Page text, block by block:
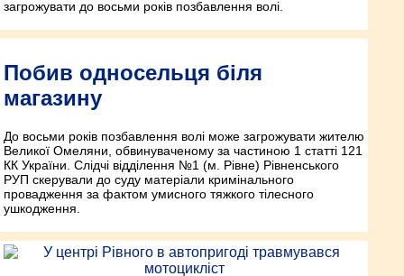
загрожувати до восьми років позбавлення волі.
Побив односельця біля
магазину
До восьми років позбавлення волі може загрожувати жителю
Великої Омеляни, обвинуваченому за частиною 1 статті 121
КК України. Слідчі відділення №1 (м. Рівне) Рівненського
РУП скерували до суду матеріали кримінального
провадження за фактом умисного тяжкого тілесного
ушкодження.